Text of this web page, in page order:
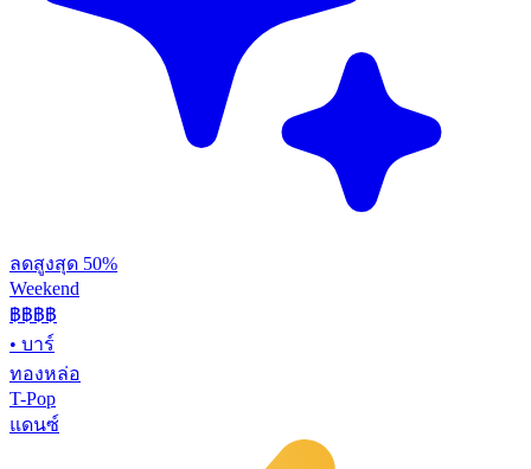
ลดสูงสุด 50%
Weekend
฿฿฿฿
• บาร์
ทองหล่อ
T-Pop
แดนซ์